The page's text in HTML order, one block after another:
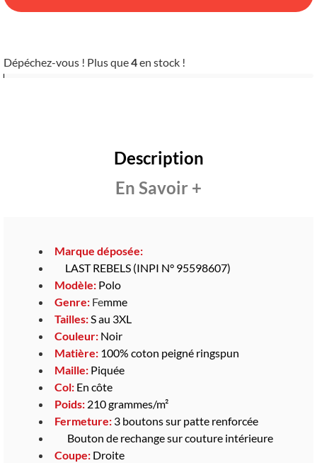
Dépéchez-vous ! Plus que4en stock !
Description
En Savoir +
Marque déposée:
LAST REBELS (INPI N° 95598607)
Modèle: Polo
Genre: Femme
Tailles:S au 3XL
Couleur: Noir
Matière: 100% coton peigné ringspun
Maille: Piquée
Col: En côte
Poids: 210 grammes/m²
Fermeture: 3 boutons sur patte renforcée
Bouton de rechange sur couture intérieure
Coupe: Droite